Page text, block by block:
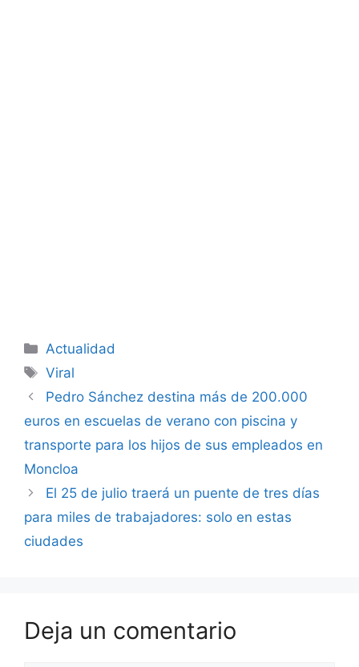
Categorías
Actualidad
Etiquetas
Viral
Pedro Sánchez destina más de 200.000
euros en escuelas de verano con piscina y
transporte para los hijos de sus empleados en
Moncloa
El 25 de julio traerá un puente de tres días
para miles de trabajadores: solo en estas
ciudades
Deja un comentario